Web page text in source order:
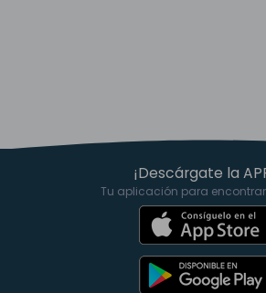
¡Descárgate la
Tu aplicación para